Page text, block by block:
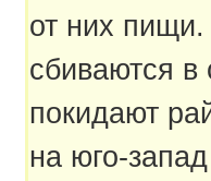
от них
сбиваются в
покидают
на юго-